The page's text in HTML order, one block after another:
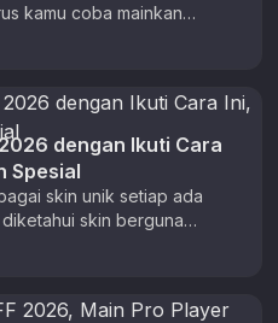
kamu coba mainkan
tips …
dengan Ikuti Cara
Spesial
skin unik setiap ada
skin berguna
…